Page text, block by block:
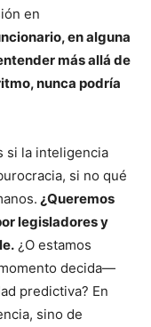
en
en alguna
más allá de
nunca podría
si la inteligencia
si no qué
¿Queremos
legisladores y
¿O estamos
decida—
predictiva? En
sino de